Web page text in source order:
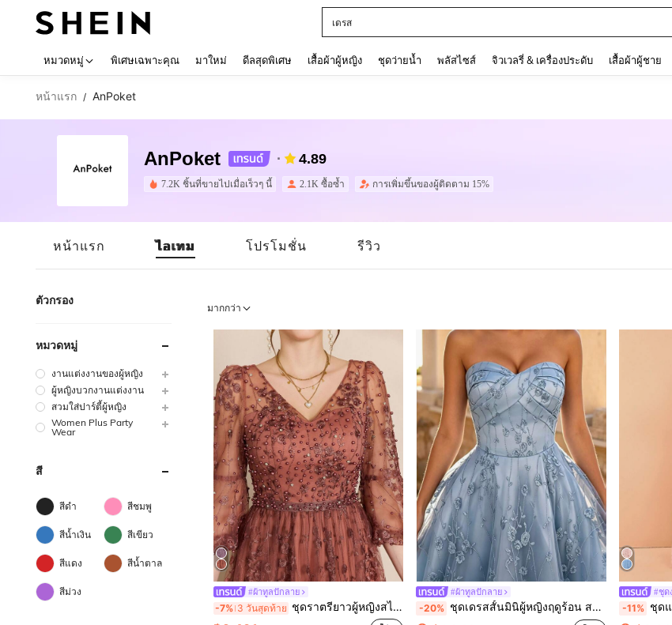
เด็กโต
หมวดหมู่ พิเศษเฉพาะคุณ มาใหม่ ดีลสุดพิเศษ เสื้อผ้าผู้หญิง ชุดว่ายน้ำ พลัสไซส์ จิวเวลรี่ & เครื่องประดับ เสื้อผ้าผู้ชาย
หน้าแรก / AnPoket
AnPoket 4.89
7.2K ชิ้นที่ขายไปเมื่อเร็วๆ นี้ 2.1K ซื้อซ้ำ การเพิ่มขึ้นของผู้ติดตาม 15%
หน้าแรก ไอเทม โปรโมชั่น รีวิว
ตัวกรอง
หมวดหมู่
งานแต่งงานของผู้หญิง
ผู้หญิงบวกงานแต่งงาน
สวมใส่ปาร์ตี้ผู้หญิง
Women Plus Party
Wear
สี
สีดำ สีชมพู
สีน้ำเงิน สีเขียว
สีแดง สีน้ำตาล
สีม่วง
มากกว่า
#ผ้าทูลปักลาย
-7% 3 วันสุดท้าย ชุดราตรียาวผู้หญิงสไตล์หรูหรา สีมะฮอกกานี คอวี แต่งลูกไม้ปักลายดอกไม้และลูกปัดฟองสบู่ ความยาวมิดิถึงแม็กซี่ สำหรับทุกฤดูกาล เหมาะสำหรับแขกงานแต่งงาน งานพรอม และปาร์ตี้ค่ำเทศกาลฤดูใบไม้ร่วง
#ผ้าทูลปักลาย
-20% ชุดเดรสสั้นมินิผู้หญิงฤดูร้อน สไตล์หรูหรา สีน้ำเงินลายดอกไม้ ผ้าตาข่าย แบบเกาะอก ทรงบาน สำหรับงานเย็น งานแต่งงาน ปาร์ตี้ งานพรอม งานกาล่าทางการ วันหยุดพักผ่อน เทศกาล และโรงเรียน
#ชุด
-11% ชุดแต่งงานแม็กซี่